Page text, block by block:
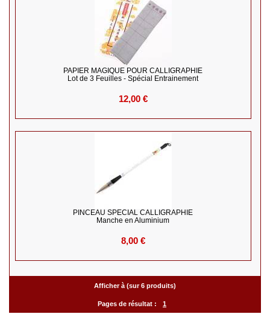
PAPIER MAGIQUE POUR CALLIGRAPHIE
Lot de 3 Feuilles - Spécial Entrainement
12,00 €
PINCEAU SPECIAL CALLIGRAPHIE
Manche en Aluminium
8,00 €
Afficher à (sur 6 produits)
Pages de résultat : 1